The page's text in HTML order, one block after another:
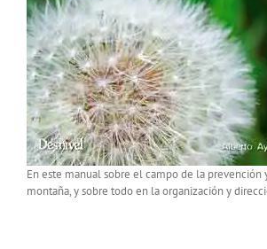
En este manual sobre el campo de la prevención
montaña, y sobre todo en la organización y